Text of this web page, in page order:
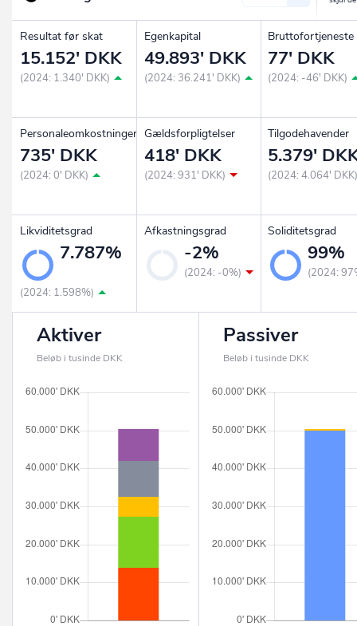
Resultat før skat
15.152' DKK
(2024: 1.340' DKK)
Egenkapital
49.893' DKK
(2024: 36.241' DKK)
Bruttofortjeneste
77' DKK
(2024: -46' DKK)
Personaleomkostninger
735' DKK
(2024: 0' DKK)
Gældsforpligtelser
418' DKK
(2024: 931' DKK)
Tilgodehavender
5.379'
(2024: 4.064'
Likviditetsgrad
7.787%
(2024: 1.598%)
Afkastningsgrad
-2%
(2024: -0%)
Soliditetsgrad
99%
(2024:
Aktiver
Beløb i tusinde DKK
Passiver
Beløb i tusinde DKK